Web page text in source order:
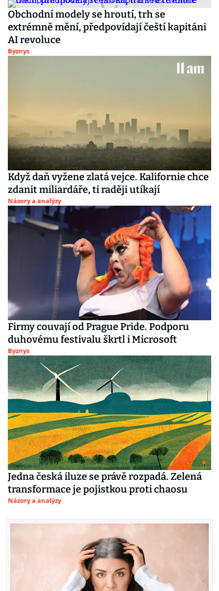
Obchodní modely se hroutí, trh se
extrémně mění, předpovídají čeští kapitáni
AI revoluce
Byznys
Když daň vyžene zlatá vejce. Kalifornie chce
zdanit miliardáře, ti raději utíkají
Názory a analýzy
Firmy couvají od Prague Pride. Podporu
duhovému festivalu škrtl i Microsoft
Byznys
Jedna česká iluze se právě rozpadá. Zelená
transformace je pojistkou proti chaosu
Názory a analýzy